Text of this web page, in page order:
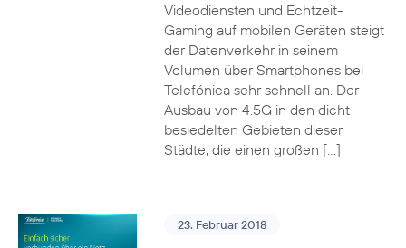
Videodiensten und Echtzeit-
Gaming auf mobilen Geräten steigt
der Datenverkehr in seinem
Volumen über Smartphones bei
Telefónica sehr schnell an. Der
Ausbau von 4.5G in den dicht
besiedelten Gebieten dieser
Städte, die einen großen […]
23. Februar 2018